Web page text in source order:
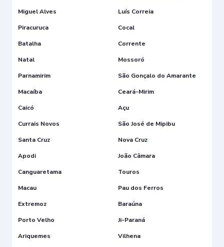
Miguel Alves
Luís Correia
Piracuruca
Cocal
Batalha
Corrente
Natal
Mossoró
Parnamirim
São Gonçalo do Amarante
Macaíba
Ceará-Mirim
Caicó
Açu
Currais Novos
São José de Mipibu
Santa Cruz
Nova Cruz
Apodi
João Câmara
Canguaretama
Touros
Macau
Pau dos Ferros
Extremoz
Baraúna
Porto Velho
Ji-Paraná
Ariquemes
Vilhena